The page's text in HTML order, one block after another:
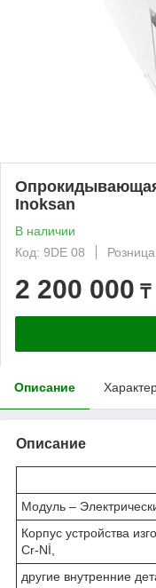
Inoksan
В наличии
Код: 9DE 08
Розница
2 200 000 ₸
Описание
Описание
Модуль –
Корпус устройства
Cr-Nİ,
другие внутренние